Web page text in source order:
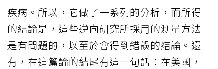
疾病。所以，它做了一系列的分析，而所得
的結論是，這些逆向研究所採用的測量方法
是有問題的，以至於會得到錯誤的結論。還
有，在這篇論的結尾有這一句話：在美國，